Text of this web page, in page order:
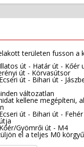
területen fusson a
út - Határ út - Kőér
út - Körvasútsor
út - Bihari út -
változatlan
kellene megépíteni,
út - Bihari út -
Gyömrői út - M4
el a teljes M0